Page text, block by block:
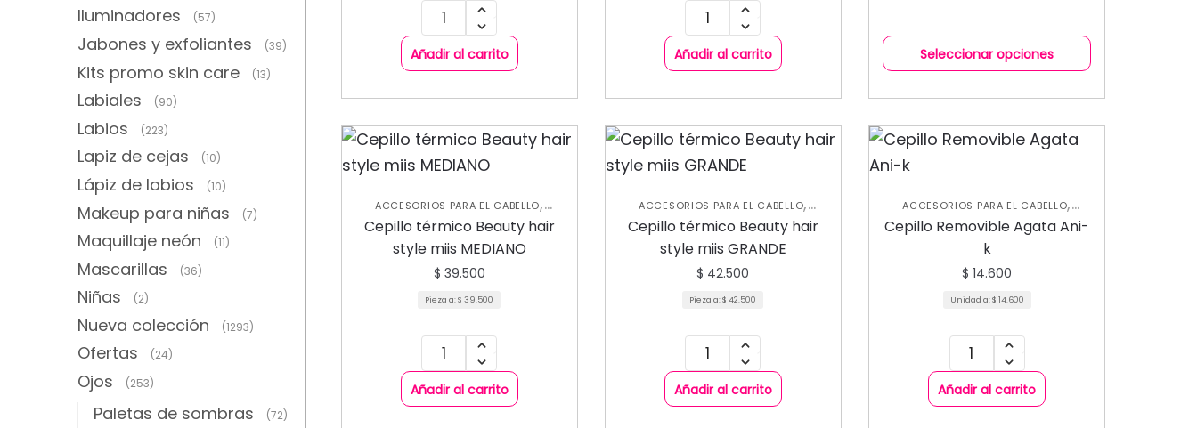
Añadir al carrito Añadir al carrito Seleccionar opciones
ACCESORIOS PARA EL CABELLO,
CUIDADO CAPILAR,NUEVA
, VARIEDADES
Cepillo térmico Beauty hair
style miis MEDIANO
$ 39.500
Pieza a:$ 39.500
Añadir al carrito
ACCESORIOS PARA EL CABELLO,
CUIDADO CAPILAR,NUEVA
, VARIEDADES
Cepillo térmico Beauty hair
style miis GRANDE
$ 42.500
Pieza a:$ 42.500
Añadir al carrito
ACCESORIOS PARA EL CABELLO,
CEPILLO,CUIDADO CAPILAR
Cepillo Removible Agata Ani-
k
$ 14.600
Unidad a:$ 14.600
Añadir al carrito
Iluminadores (57)
Jabones y exfoliantes (39)
Kits promo skin care (13)
Labiales (90)
Labios (223)
Lapiz de cejas (10)
Lápiz de labios (10)
Makeup para niñas (7)
Maquillaje neón (11)
Mascarillas (36)
Niñas (2)
Nueva colección (1293)
Ofertas (24)
Ojos (253)
Paletas de sombras (72)